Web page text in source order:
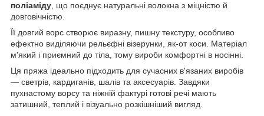
поліаміду, що поєднує натуральні волокна з міцністю й
довговічністю.
Її довгий ворс створює виразну, пишну текстуру, особливо
ефектно виділяючи рельєфні візерунки, як-от коси. Матеріал
м'який і приємний до тіла, тому вироби комфортні в носінні.
Ця пряжа ідеально підходить для сучасних в'язаних виробів
— светрів, кардиганів, шалів та аксесуарів. Завдяки
пухнастому ворсу та ніжній фактурі готові речі мають
затишний, теплий і візуально розкішніший вигляд.